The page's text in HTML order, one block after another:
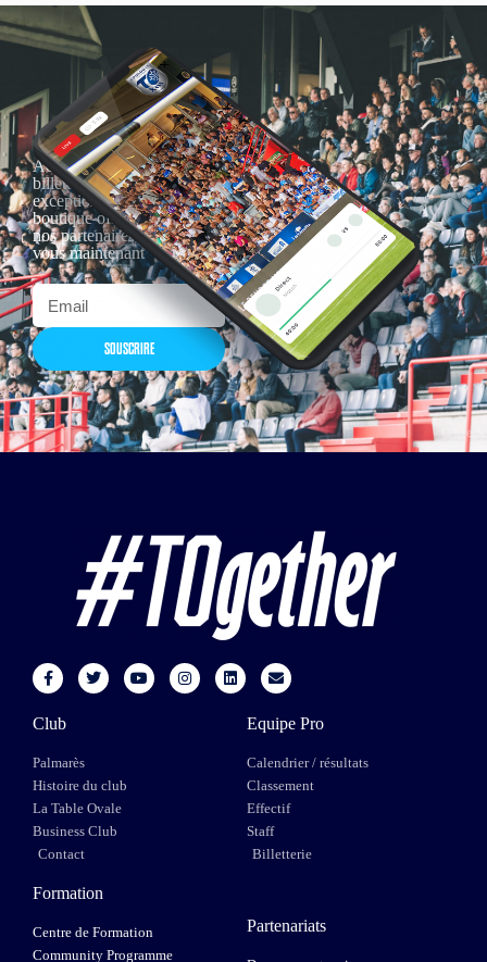
Actualités, nouveautés,
billetterie, remises
exceptionnelles dans la
boutique officielles & chez
nos partenaires… Inscrivez-
vous maintenant
SOUSCRIRE
Club
Palmarès
Histoire du club
La Table Ovale
Business Club
Contact
Equipe Pro
Calendrier / résultats
Classement
Effectif
Staff
Billetterie
Formation
Centre de Formation
Community Programme
Partenariats